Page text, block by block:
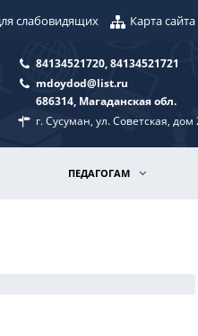
слабовидящих Карта сайта
84134521720, 84134521721
mdoydod@list.ru
686314, Магаданская обл.
г. Сусуман, ул. Советская, дом
ПЕДАГОГАМ